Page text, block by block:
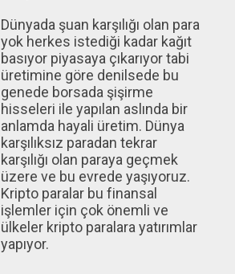
Dünyada şuan karşılığı olan para
yok herkes istediği kadar kağıt
basıyor piyasaya çıkarıyor tabi
üretimine göre denilsede bu
genede borsada şişirme
hisseleri ile yapılan aslında bir
anlamda hayali üretim. Dünya
karşılıksız paradan tekrar
karşılığı olan paraya geçmek
üzere ve bu evrede yaşıyoruz.
Kripto paralar bu finansal
işlemler için çok önemli ve
ülkeler kripto paralara yatırımlar
yapıyor.